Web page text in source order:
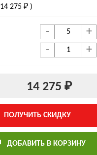
14 275 ₽ )
- +
- +
14 275 ₽
ПОЛУЧИТЬ СКИДКУ
ДОБАВИТЬ В КОРЗИНУ